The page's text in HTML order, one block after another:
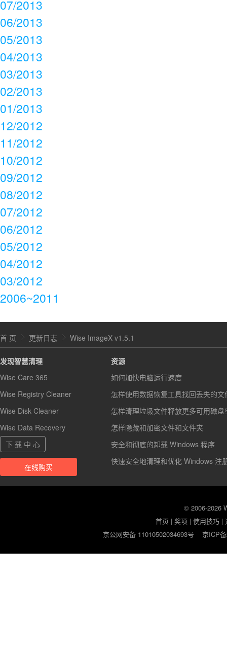
07/2013
06/2013
05/2013
04/2013
03/2013
02/2013
01/2013
12/2012
11/2012
10/2012
09/2012
08/2012
07/2012
06/2012
05/2012
04/2012
03/2012
2006~2011
首 页 更新日志 Wise ImageX v1.5.1
发现智慧清理
Wise Care 365
Wise Registry Cleaner
Wise Disk Cleaner
Wise Data Recovery
下 载 中 心
在线购买
资源
如何加快电脑运行速度
怎样使用数据恢复工具找回丢失的文
怎样清理垃圾文件释放更多可用磁盘
怎样隐藏和加密文件和文件夹
安全和彻底的卸载 Windows 程序
快速安全地清理和优化 Windows 注
© 2006-2026
首页 |奖项 |使用技巧 |
京公网安备 11010502034693号
京ICP